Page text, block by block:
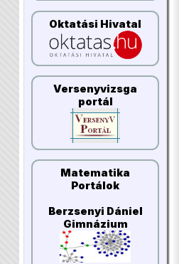
Oktatási Hivatal
Versenyvizsga
portál
Matematika
Portálok
Berzsenyi Dániel
Gimnázium